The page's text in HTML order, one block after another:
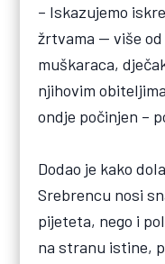
– Iskazujemo
žrtvama — više
muškaraca,
njihovim
ondje počinjen –
Dodao je kako
Srebrencu nosi
pijeteta, nego i
na stranu istine,